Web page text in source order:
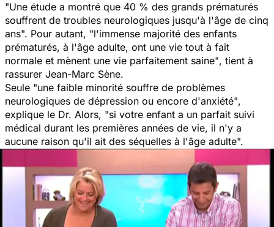
"Une étude a montré que 40 % des grands prématurés
souffrent de troubles neurologiques jusqu'à l'âge de cinq
ans". Pour autant, "l'immense majorité des enfants
prématurés, à l'âge adulte, ont une vie tout à fait
normale et mènent une vie parfaitement saine", tient à
rassurer Jean-Marc Sène.
Seule "une faible minorité souffre de problèmes
neurologiques de dépression ou encore d'anxiété",
explique le Dr. Alors, "si votre enfant a un parfait suivi
médical durant les premières années de vie, il n'y a
aucune raison qu'il ait des séquelles à l'âge adulte".